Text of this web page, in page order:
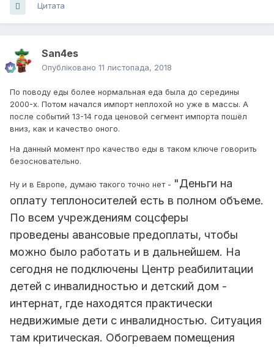
Цитата
San4es
Опубліковано 11 листопада, 2018
По поводу еды более нормальная еда была до середины
2000-х. Потом начался импорт неплохой но уже в массы. А
после событий 13-14 года ценовой сегмент импорта пошёл
вниз, как и качество оного.
На данный момент про качество еды в таком ключе говорить
безосновательно.
Ну и в Европе, думаю такого точно нет - "Деньги на
оплату теплоносителей есть в полном объеме.
По всем учреждениям соцсферы
проведены авансовые предоплаты, чтобы
можно было работать и в дальнейшем. На
сегодня не подключены Центр реабилитации
детей с инвалидностью и детский дом -
интернат, где находятся практически
недвижимые дети с инвалидностью. Ситуация
там критическая. Обогреваем помещения